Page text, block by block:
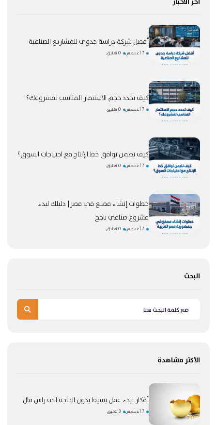
أفضل شركة دراسة جدوى للمشاريع الصناعية
7 أغسطس 0 تعليق
كيف تحدد حجم الاستثمار المناسب لمشروعك؟
7 أغسطس 0 تعليق
كيف تضمن توافق خط الإنتاج مع احتياجات السوق؟
7 أغسطس 0 تعليق
خطوات إنشاء مصنع في مصر| دليلك لبدء
مشروع صناعي ناجح
7 أغسطس 0 تعليق
البحث
الأكثر مشاهدة
أفكار لبدء عمل بسيط بدون الحاجة الى راس مال
7 أغسطس 3 تعليق